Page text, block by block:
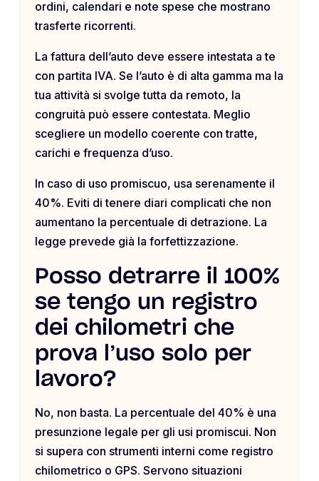
ordini, calendari e note spese che mostrano
trasferte ricorrenti.
La fattura dell’auto deve essere intestata a te
con partita IVA. Se l’auto è di alta gamma ma la
tua attività si svolge tutta da remoto, la
congruità può essere contestata. Meglio
scegliere un modello coerente con tratte,
carichi e frequenza d’uso.
In caso di uso promiscuo, usa serenamente il
40%. Eviti di tenere diari complicati che non
aumentano la percentuale di detrazione. La
legge prevede già la forfettizzazione.
Posso detrarre il 100%
se tengo un registro
dei chilometri che
prova l’uso solo per
lavoro?
No, non basta. La percentuale del 40% è una
presunzione legale per gli usi promiscui. Non
si supera con strumenti interni come registro
chilometrico o GPS. Servono situazioni